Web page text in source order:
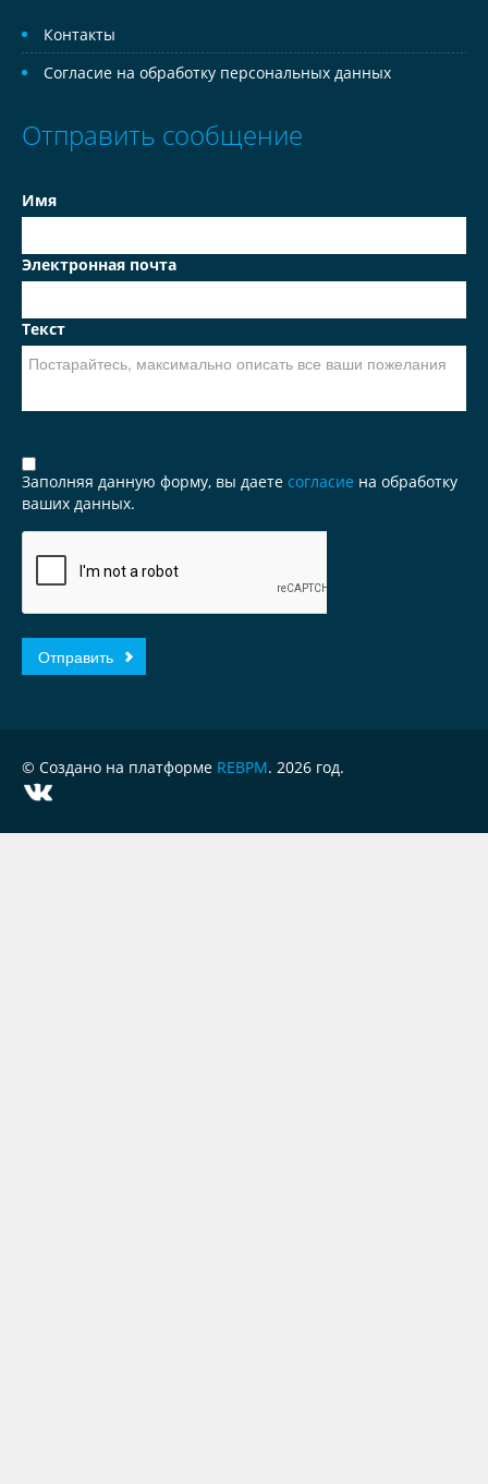
Контакты
Согласие на обработку персональных данных
Отправить сообщение
Имя
Электронная почта
Текст
Заполняя данную форму, вы даете согласие на обработку
ваших данных.
© Создано на платформе REBPM. 2026 год.